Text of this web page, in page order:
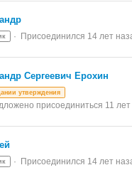
Присоединился 14 лет
Сергеевич Ерохин
утверждения
присоединиться 11 лет
Присоединился 14 лет